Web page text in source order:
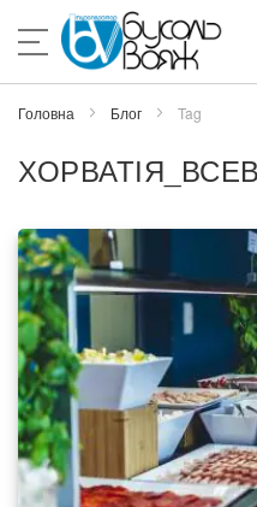
to
Content
Головна Блог Tag